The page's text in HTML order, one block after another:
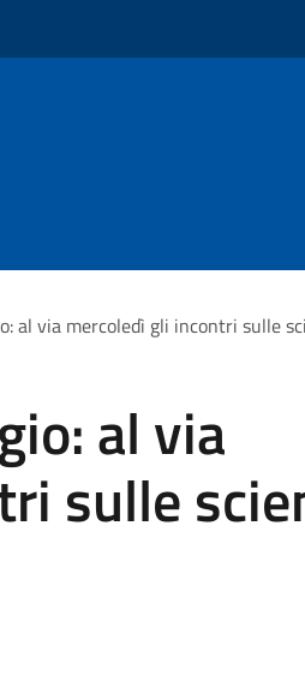
al via mercoledì gli incontri sulle
al via
sulle